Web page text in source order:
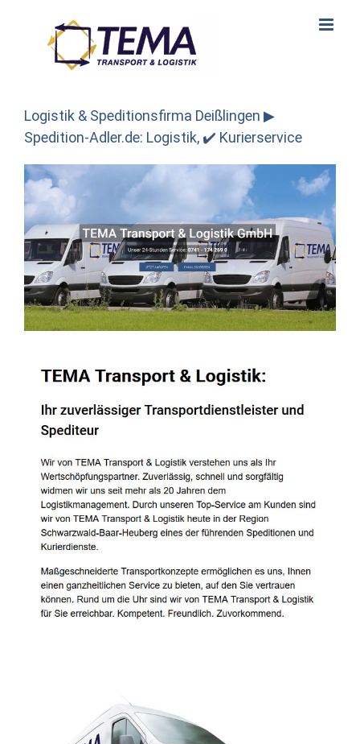
Logistik & Speditionsfirma Deißlingen ▶︎
Spedition-Adler.de: Logistik, ✔️ Kurierservice